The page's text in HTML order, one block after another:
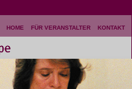
HOME FÜR VERANSTALTER KONTAKT